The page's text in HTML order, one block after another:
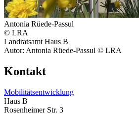
Antonia Rüede-Passul
© LRA
Landratsamt Haus B
Autor: Antonia Rüede-Passul © LRA
Kontakt
Mobilitätsentwicklung
Haus B
Rosenheimer Str. 3